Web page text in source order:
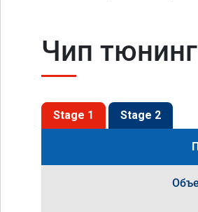
Чип
Stage 1 Stage 2